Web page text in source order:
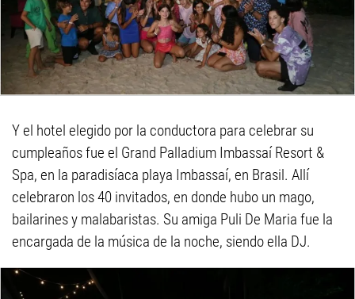
Y el hotel elegido por la conductora para celebrar su
cumpleaños fue el Grand Palladium Imbassaí Resort &
Spa, en la paradisíaca playa Imbassaí, en Brasil. Allí
celebraron los 40 invitados, en donde hubo un mago,
bailarines y malabaristas. Su amiga Puli De Maria fue la
encargada de la música de la noche, siendo ella DJ.